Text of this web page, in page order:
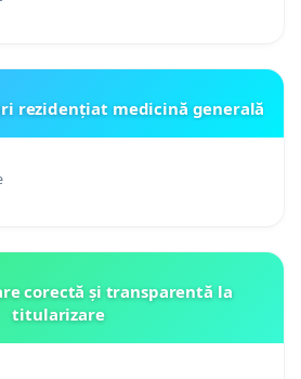
rezidențiat medicină generală
corectă și transparentă la
titularizare